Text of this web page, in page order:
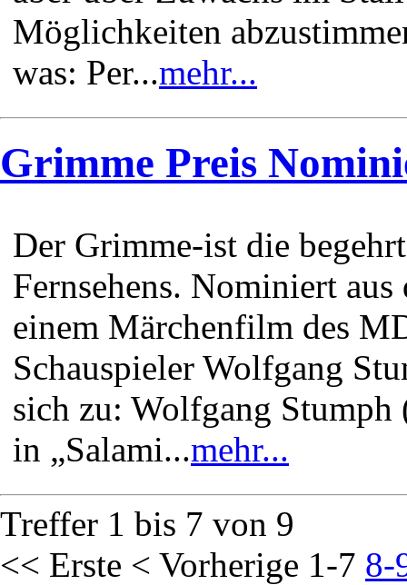
Möglichkeiten
was: Per...mehr...
Grimme Preis
Der Grimme-ist die
Fernsehens. Nominiert
einem Märchenfilm des
Schauspieler Wolfgang
sich zu: Wolfgang
in „Salami...mehr...
Treffer 1 bis 7 von 9
<< Erste < Vorherige 1-7 8-